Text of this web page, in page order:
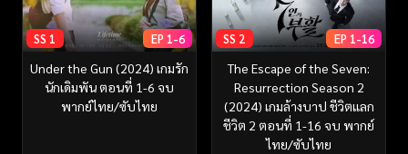
SS 1 EP 1-6
Under the Gun (2024) เกมรัก
นักเดิมพัน ตอนที่ 1-6 จบ
พากย์ไทย/ซับไทย
SS 2 EP 1-16
The Escape of the Seven:
Resurrection Season 2
(2024) เกมล้างบาป ชีวิตแลก
ชีวิต 2 ตอนที่ 1-16 จบ พากย์
ไทย/ซับไทย